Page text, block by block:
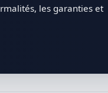
les garanties et